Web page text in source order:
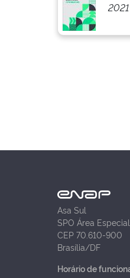
2021
Asa Sul
SPO Área
CEP 70.610-900
Brasília/DF
Horário de